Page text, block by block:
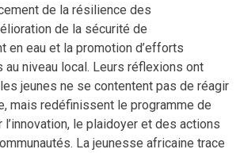
de la résilience des
de la sécurité de
en eau et la promotion d’efforts
au niveau local. Leurs réflexions ont
jeunes ne se contentent pas de réagir
mais redéfinissent le programme de
le plaidoyer et des actions
La jeunesse africaine trace